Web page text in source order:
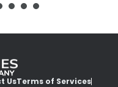
UsTerms of Services